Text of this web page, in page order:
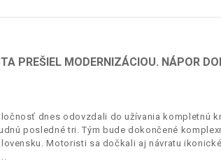
PREŠIEL MODERNIZÁCIOU. NÁPOR
dnes odovzdali do užívania kompletnú
posledné tri. Tým bude dokončené
Motoristi sa dočkali aj návratu